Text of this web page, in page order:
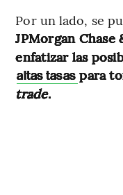
Por un lado, se
JPMorgan Chase
enfatizar las
altas tasas para
trade.